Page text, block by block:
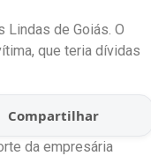
Lindas de Goiás. O
que teria dívidas
Compartilhar
da empresária